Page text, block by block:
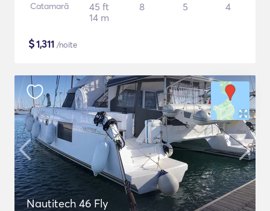
Catamarã
45 ft
14 m
8 5 4
$1,311 /noite
Nautitech 46 Fly